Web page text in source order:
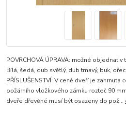
POVRCHOVÁ ÚPRAVA: možné objednat v
Bílá, šedá, dub světlý, dub tmavý, buk,
PŘÍSLUŠENSTVÍ: V ceně dveří je zahrnuta
požárního vložkového zámku rozteč 90
dveře dřevěné musí být osazeny do pož...